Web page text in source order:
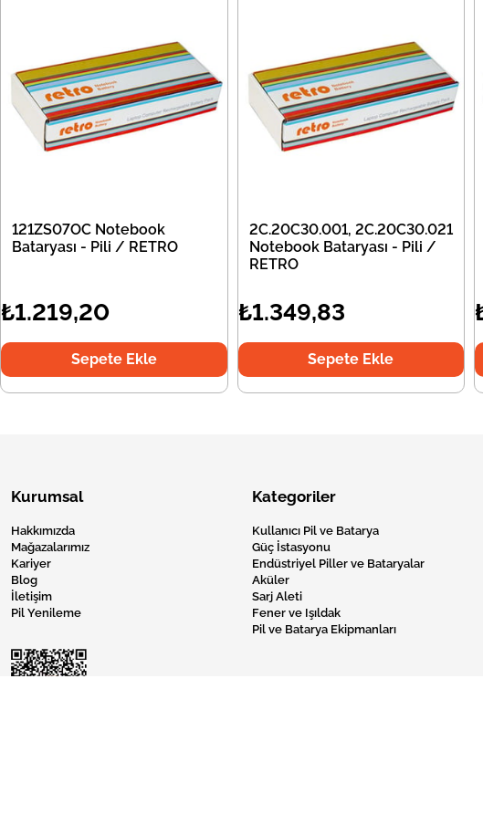
121ZS07OC Notebook
Bataryası - Pili / RETRO
₺1.219,20
Sepete Ekle
2C.20C30.001, 2C.20C30.021
Notebook Bataryası - Pili /
RETRO
₺1.349,83
Sepete Ekle
Kurumsal
Hakkımızda
Mağazalarımız
Kariyer
Blog
İletişim
Pil Yenileme
Kategoriler
Kullanıcı Pil ve Batarya
Güç İstasyonu
Endüstriyel Piller ve Bataryalar
Aküler
Sarj Aleti
Fener ve Işıldak
Pil ve Batarya Ekipmanları